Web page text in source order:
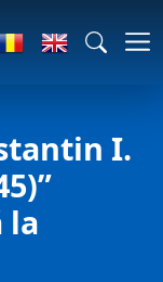
I.
la